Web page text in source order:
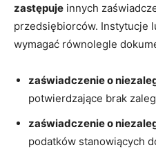
zastępuje innych
przedsiębiorców. Instytucje
wymagać równolegle
zaświadczenie o
potwierdzające brak
zaświadczenie o
podatków stanowiących